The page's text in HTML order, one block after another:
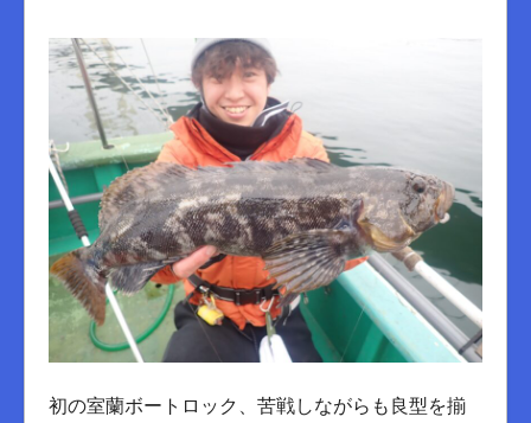
初の室蘭ボートロック、苦戦しながらも良型を揃